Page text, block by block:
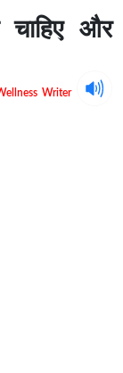
चाहिए और
Writer